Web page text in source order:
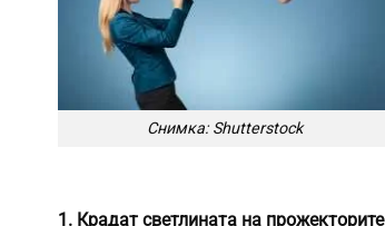
Снимка: Shutterstock
1. Крадат светлината на прожекторите